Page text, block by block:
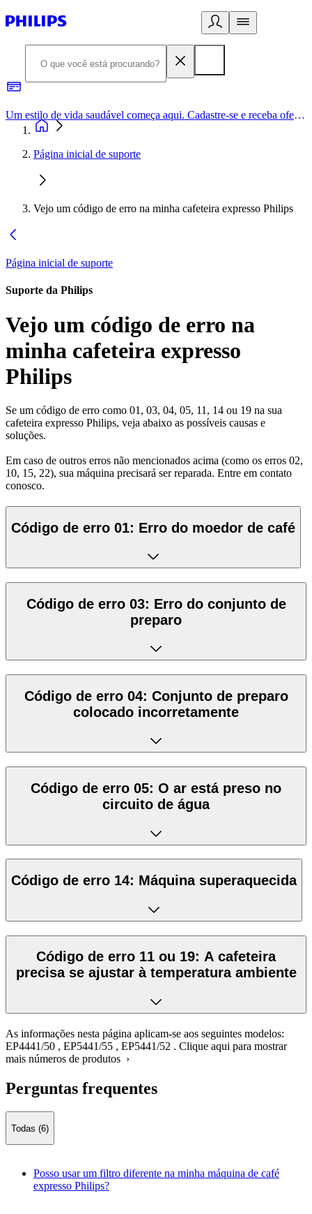
Um estilo de vida saudável começa aqui. Cadastre-se e receba ofertas exclusivas.
Página inicial de suporte
Vejo um código de erro na minha cafeteira expresso Philips
Página inicial de suporte
Suporte da Philips
Vejo um código de erro na
minha cafeteira expresso
Philips
Se um código de erro como 01, 03, 04, 05, 11, 14 ou 19 na sua
cafeteira expresso Philips, veja abaixo as possíveis causas e
soluções.
Em caso de outros erros não mencionados acima (como os erros 02,
10, 15, 22), sua máquina precisará ser reparada. Entre em contato
conosco.
Código de erro 01: Erro do moedor de café
Código de erro 03: Erro do conjunto de
preparo
Código de erro 04: Conjunto de preparo
colocado incorretamente
Código de erro 05: O ar está preso no
circuito de água
Código de erro 14: Máquina superaquecida
Código de erro 11 ou 19: A cafeteira
precisa se ajustar à temperatura ambiente
As informações nesta página aplicam-se aos seguintes modelos:
EP4441/50 , EP5441/55 , EP5441/52 . Clique aqui para mostrar
mais números de produtos ›
Perguntas frequentes
Todas (6)
Posso usar um filtro diferente na minha máquina de café
expresso Philips?